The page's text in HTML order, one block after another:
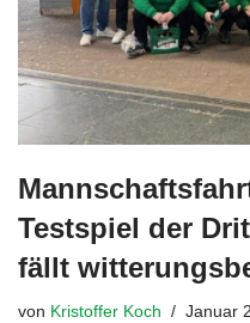
Testspiel der
fällt
von Kristoffer Koch Januar